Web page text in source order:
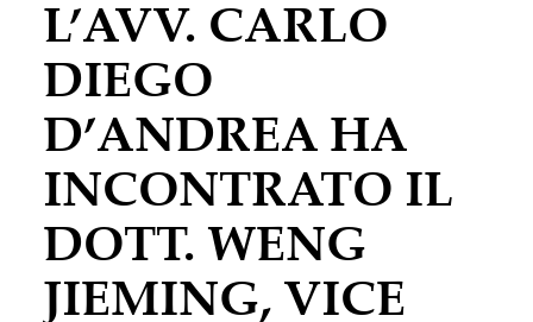
NEWS & EVENTI
CONOSCENZE
CONTATTI
L’AVV. CARLO
DIEGO
D’ANDREA HA
INCONTRATO IL
DOTT. WENG
JIEMING, VICE